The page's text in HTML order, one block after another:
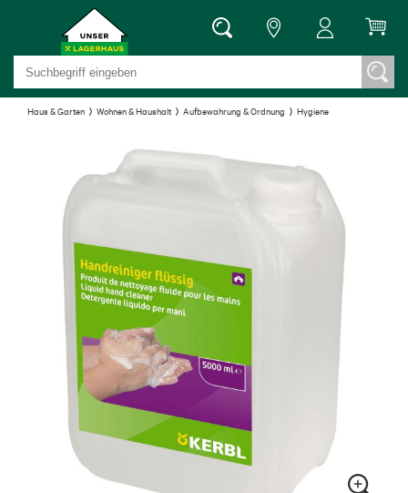
Haus & Garten Wohnen & Haushalt Aufbewahrung & Ordnung Hygiene